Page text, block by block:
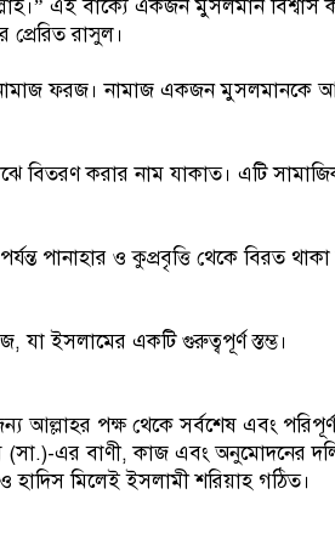
এই বাক্যে একজন মুসলমান বিশ্বাস
রাসুল।
ফরজ। নামাজ একজন মুসলমানকে
বিতরণ করার নাম যাকাত। এটি
পানাহার ও কুপ্রবৃত্তি থেকে বিরত
ইসলামের একটি গুরুত্বপূর্ণ স্তম্ভ।
আল্লাহর পক্ষ থেকে সর্বশেষ এবং
(সা.)-এর বাণী, কাজ এবং অনুমোদনের
মিলেই ইসলামী শরিয়াহ গঠিত।